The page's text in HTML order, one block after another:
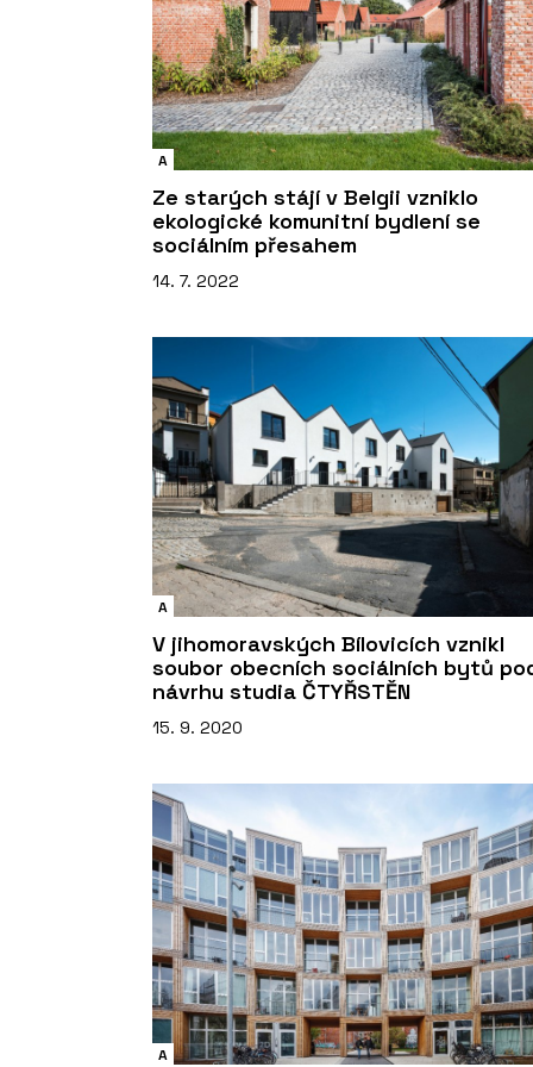
A
Ze starých stájí v Belgii vzniklo
ekologické komunitní bydlení se
sociálním přesahem
14. 7. 2022
A
V jihomoravských Bílovicích vznikl
soubor obecních sociálních bytů
návrhu studia ČTYŘSTĚN
15. 9. 2020
A